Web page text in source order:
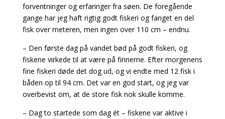
forventninger og erfaringer fra søen. De foregående
gange har jeg haft rigtig godt fiskeri og fanget en del
fisk over meteren, men ingen over 110 cm – endnu.
– Den første dag på vandet bød på godt fiskeri, og
fiskene virkede til at være på finnerne. Efter morgenens
fine fiskeri døde det dog ud, og vi endte med 12 fisk i
båden op til 94 cm. Det var en god start, og jeg var
overbevist om, at de store fisk nok skulle komme.
– Dag to startede som dag ét – fiskene var aktive i